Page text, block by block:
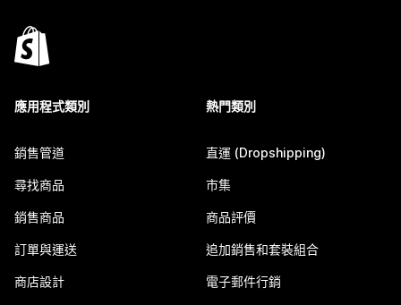
應用程式類別
銷售管道
尋找商品
銷售商品
訂單與運送
商店設計
熱門類別
直運 (Dropshipping)
市集
商品評價
追加銷售和套裝組合
電子郵件行銷